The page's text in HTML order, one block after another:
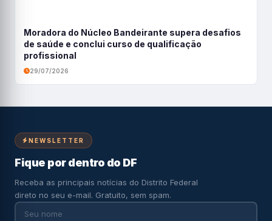
Moradora do Núcleo Bandeirante supera desafios
de saúde e conclui curso de qualificação
profissional
29/07/2026
NEWSLETTER
Fique por dentro do DF
Receba as principais notícias do Distrito Federal
direto no seu e-mail. Gratuito, sem spam.